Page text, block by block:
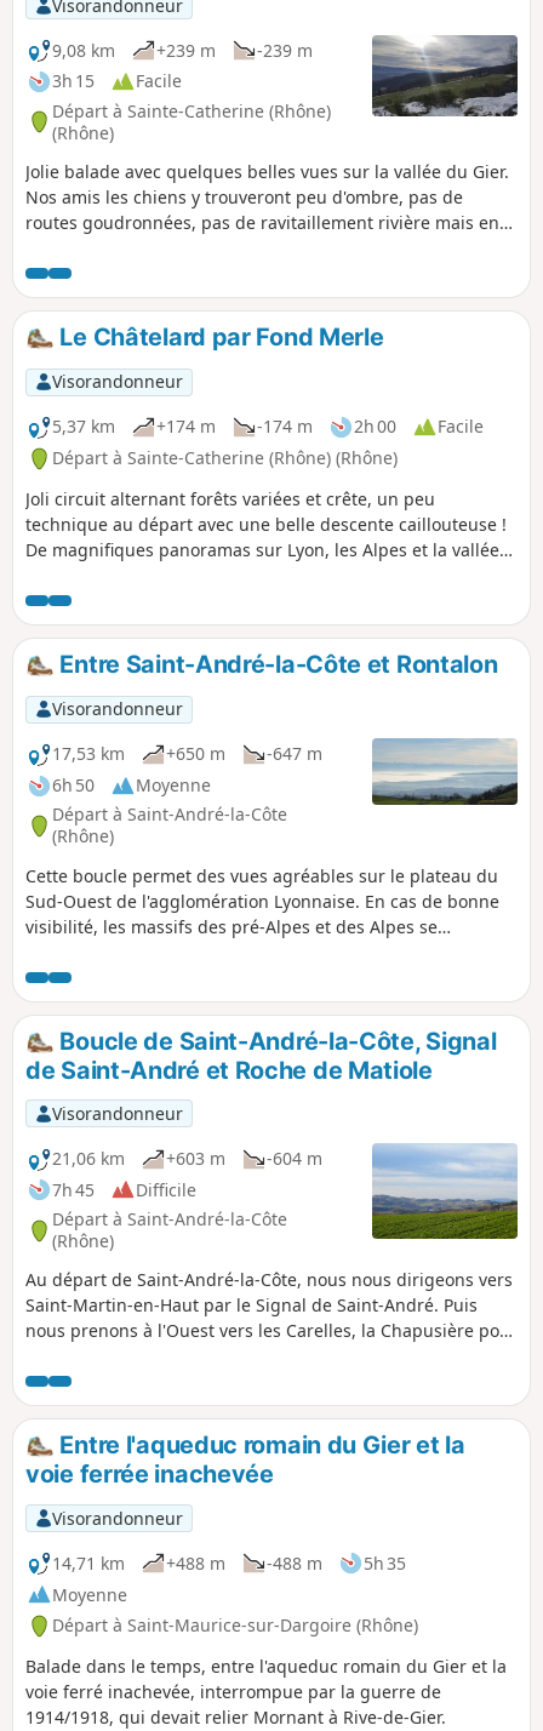
Visorandonneur
9,08 km
+239 m
-239 m
3h 15
Facile
Départ à Sainte-Catherine (Rhône)
(Rhône)
Jolie balade avec quelques belles vues sur la vallée du Gier.
Nos amis les chiens y trouveront peu d'ombre, pas de
routes goudronnées, pas de ravitaillement rivière mais en
Le Châtelard par Fond Merle
Visorandonneur
5,37 km
+174 m -174 m 2h 00
Facile
Départ à Sainte-Catherine (Rhône) (Rhône)
Joli circuit alternant forêts variées et crête, un peu
technique au départ avec une belle descente caillouteuse !
De magnifiques panoramas sur Lyon, les Alpes et la vallée
Entre Saint-André-la-Côte et Rontalon
Visorandonneur
17,53 km
+650 m
-647 m
6h 50
Moyenne
Départ à Saint-André-la-Côte
(Rhône)
Cette boucle permet des vues agréables sur le plateau du
Sud-Ouest de l'agglomération Lyonnaise. En cas de bonne
visibilité, les massifs des pré-Alpes et des Alpes se
Boucle de Saint-André-la-Côte, Signal
de Saint-André et Roche de Matiole
Visorandonneur
21,06 km
+603 m
-604 m
7h 45
Difficile
Départ à Saint-André-la-Côte
(Rhône)
Au départ de Saint-André-la-Côte, nous nous dirigeons vers
Saint-Martin-en-Haut par le Signal de Saint-André. Puis
nous prenons à l'Ouest vers les Carelles, la Chapusière pour
vers Sainte-Catherine par Chavagnieux, Soleymieux et
Chavassieux. Après Montaland, nous surplombons le village
de Sainte-Catherine pour rejoindre le GR®7 qui nous
ramène à Saint-André-la-Côte.
Entre l'aqueduc romain du Gier et la
voie ferrée inachevée
Visorandonneur
14,71 km
+488 m -488 m
5h 35
Moyenne
Départ à Saint-Maurice-sur-Dargoire (Rhône)
Balade dans le temps, entre l'aqueduc romain du Gier et la
voie ferré inachevée, interrompue par la guerre de
1914/1918, qui devait relier Mornant à Rive-de-Gier.